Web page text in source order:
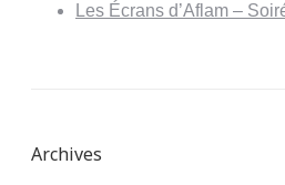
Les Écrans d’Aflam –
Archives